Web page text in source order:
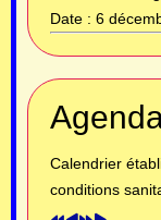
Date : 6
Calendrier
conditions
Année
précédente
précédent
suivante
suivant